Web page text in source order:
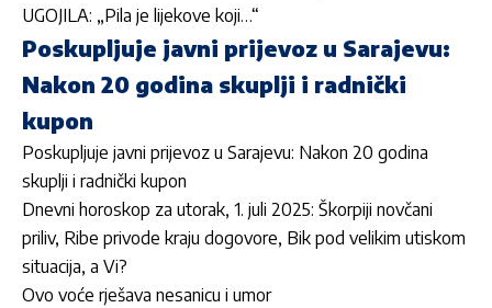
UGOJILA: „Pila je lijekove koji…“
Poskupljuje javni prijevoz u Sarajevu:
Nakon 20 godina skuplji i radnički
kupon
Poskupljuje javni prijevoz u Sarajevu: Nakon 20 godina
skuplji i radnički kupon
Dnevni horoskop za utorak, 1. juli 2025: Škorpiji novčani
priliv, Ribe privode kraju dogovore, Bik pod velikim utiskom
situacija, a Vi?
Ovo voće rješava nesanicu i umor